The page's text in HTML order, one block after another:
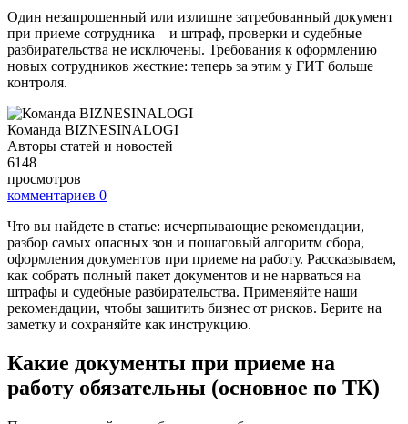
Один незапрошенный или излишне затребованный документ
при приеме сотрудника – и штраф, проверки и судебные
разбирательства не исключены. Требования к оформлению
новых сотрудников жесткие: теперь за этим у ГИТ больше
контроля.
Команда BIZNESINALOGI
Авторы статей и новостей
6148
просмотров
комментариев 0
Что вы найдете в статье: исчерпывающие рекомендации,
разбор самых опасных зон и пошаговый алгоритм сбора,
оформления документов при приеме на работу. Рассказываем,
как собрать полный пакет документов и не нарваться на
штрафы и судебные разбирательства. Применяйте наши
рекомендации, чтобы защитить бизнес от рисков. Берите на
заметку и сохраняйте как инструкцию.
Какие документы при приеме на
работу обязательны (основное по ТК)